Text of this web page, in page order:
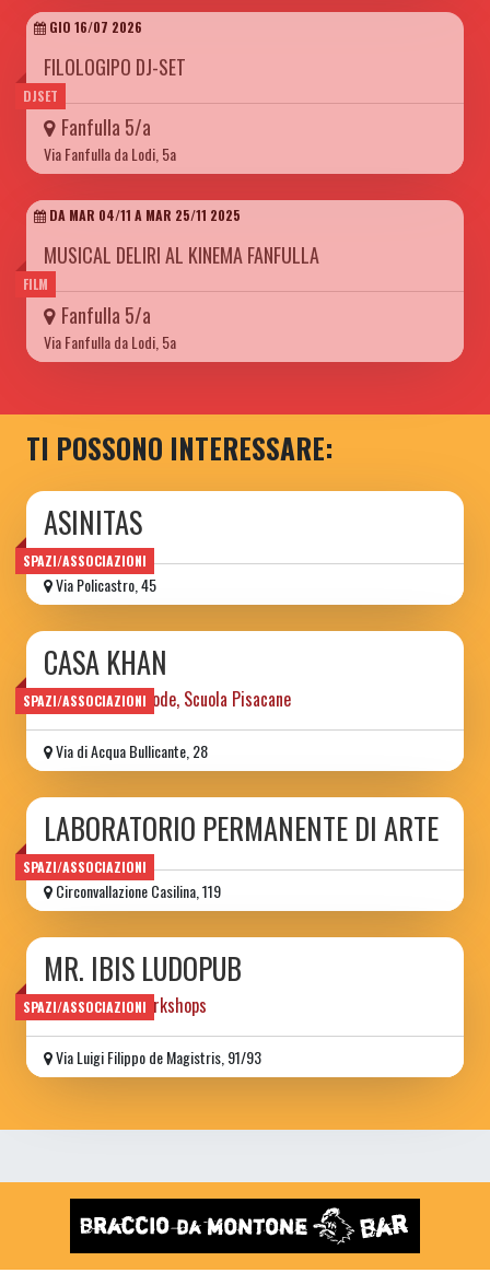
DJSET
GIO 16/07 2026
FILOLOGIPO DJ-SET
Fanfulla 5/a
Via Fanfulla da Lodi, 5a
FILM
DA MAR 04/11 A MAR 25/11 2025
MUSICAL DELIRI AL KINEMA FANFULLA
Fanfulla 5/a
Via Fanfulla da Lodi, 5a
TI POSSONO INTERESSARE:
SPAZI/ASSOCIAZIONI
ASINITAS
Via Policastro, 45
SPAZI/ASSOCIAZIONI
CASA KHAN
ex casa del custode, Scuola Pisacane
Via di Acqua Bullicante, 28
SPAZI/ASSOCIAZIONI
LABORATORIO PERMANENTE DI ARTE
Circonvallazione Casilina, 119
SPAZI/ASSOCIAZIONI
MR. IBIS LUDOPUB
games books workshops
Via Luigi Filippo de Magistris, 91/93